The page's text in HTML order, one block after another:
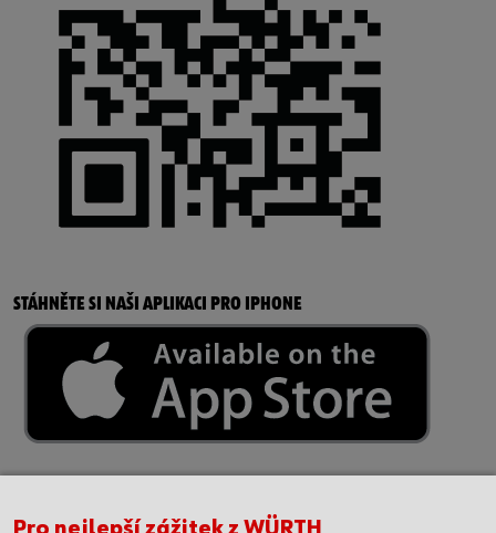
STÁHNĚTE SI NAŠI APLIKACI PRO IPHONE
Pro nejlepší zážitek z WÜRTH